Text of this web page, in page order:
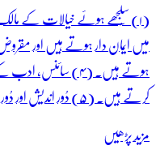
ہوتے ہیں۔ (۴)
کرتے ہیں۔ (۵) دُور اندیش اور دُور بین نگاہ کے مالک ہوتے ہیں۔
مزید پڑھیں